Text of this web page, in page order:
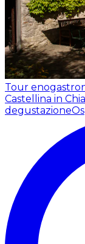
Tour
Castellina in
degustazione